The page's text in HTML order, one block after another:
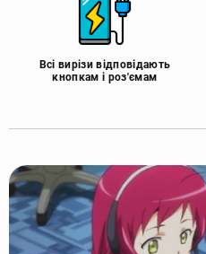
Всі вирізи відповідають
кнопкам і роз'ємам